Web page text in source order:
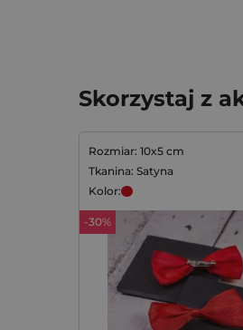
Skorzystaj z
Rozmiar: 10x5 cm
Tkanina: Satyna
Kolor:
-30%